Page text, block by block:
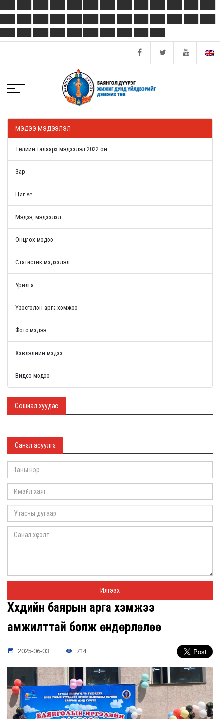
МЭДЭЭ МЭДЭЭЛЭЛ
Төслийн талаарх мэдээлэл 2022 он
Зар
Цаг үе
Мэдээ, мэдээлэл
Онцлох мэдээ
Статистик мэдээлэл
Урилга
Үзэсгэлэн арга хэмжээ
Фото мэдээ
Хэвлэлийн мэдээ
Видео мэдээ
Сошиал хуудас
Санал асуулга
Хүүхдийн баярын арга хэмжээ
амжилттай болж өндөрлөлөө
2025-06-03 714